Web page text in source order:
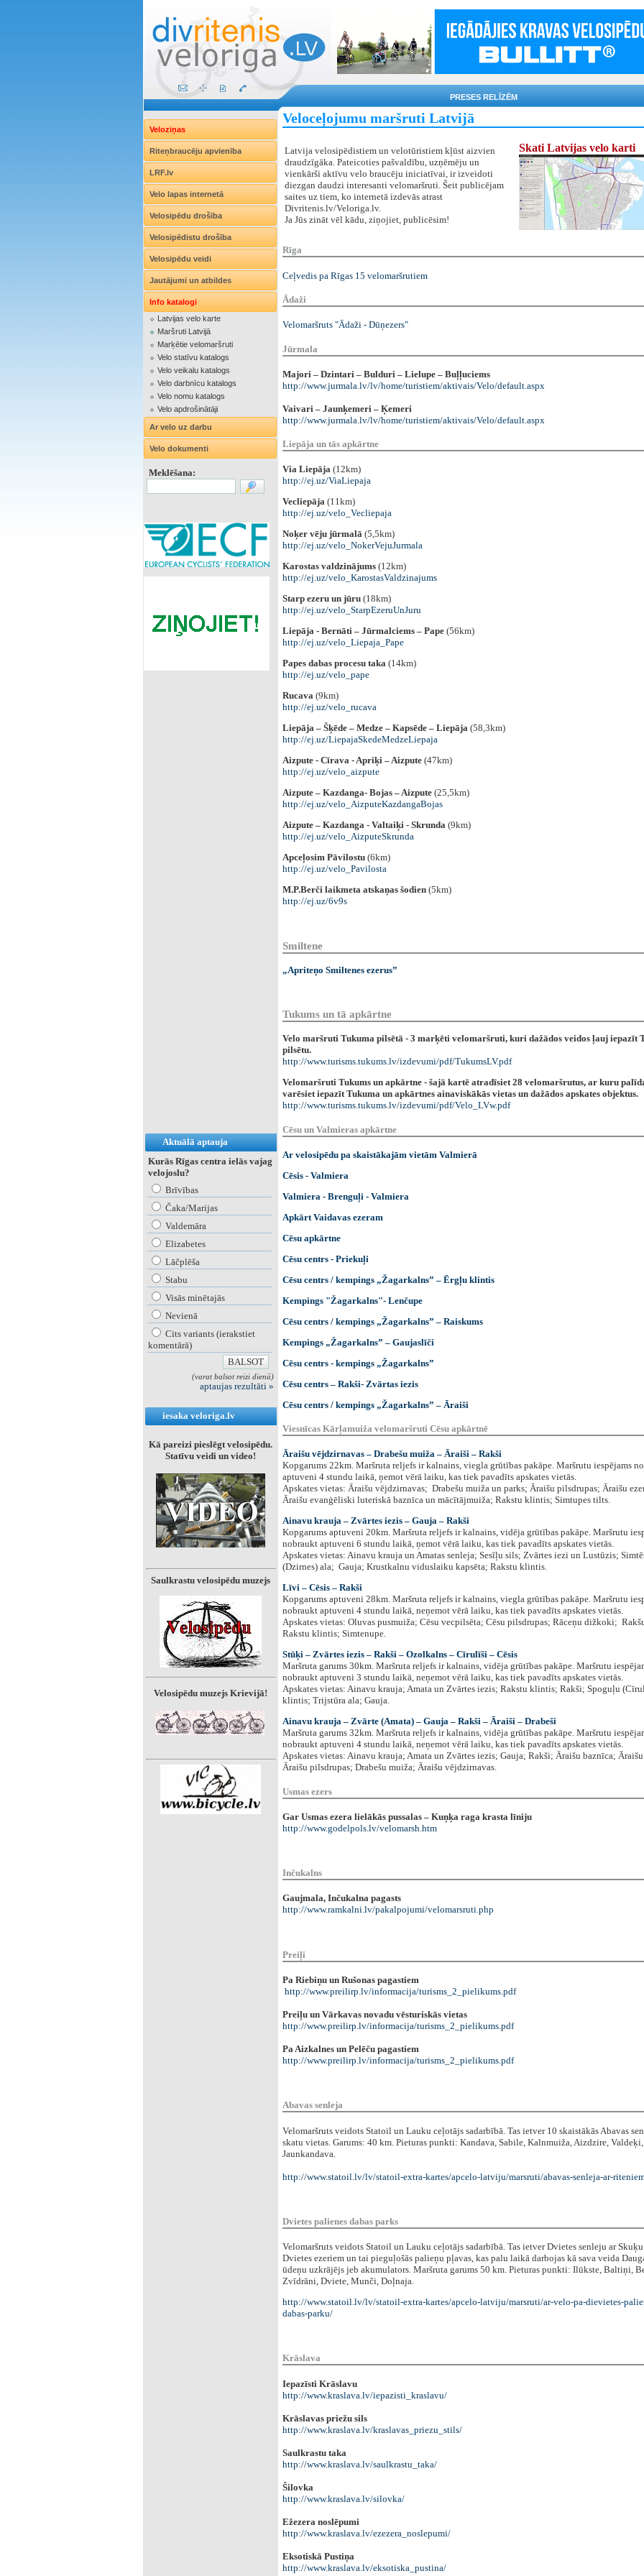
PRESES RELĪZĒM
Veloziņas
Riteņbraucēju apvienība
LRF.lv
Velo lapas internetā
Velosipēdu drošība
Velosipēdistu drošība
Velosipēdu veidi
Jautājumi un atbildes
Info katalogi
Latvijas velo karte
Maršruti Latvijā
Marķētie velomaršruti
Velo statīvu katalogs
Velo veikalu katalogs
Velo darbnīcu katalogs
Velo nomu katalogs
Velo apdrošinātāji
Ar velo uz darbu
Velo dokumenti
Meklēšana:
Aktuālā aptauja
Kurās Rīgas centra ielās vajag
velojoslu?
Brīvības
Čaka/Marijas
Valdemāra
Elizabetes
Lāčplēša
Stabu
Visās minētajās
Nevienā
Cits variants (ierakstiet
komentārā)
(varat balsot reizi dienā)
aptaujas rezultāti »
iesaka veloriga.lv
Kā pareizi pieslēgt velosipēdu.
Statīvu veidi un video!
Saulkrastu velosipēdu muzejs
Velosipēdu muzejs Krievijā!
Veloceļojumu maršruti Latvijā
Latvija velosipēdistiem un velotūristiem kļūst aizvien
draudzīgāka. Pateicoties pašvaldību, uzņēmēju un
vienkārši aktīvu velo braucēju iniciatīvai, ir izveidoti
diezgan daudzi interesanti velomaršruti. Šeit publicējam
saites uz tiem, ko internetā izdevās atrast
Divritenis.lv/Veloriga.lv.
Ja Jūs zināt vēl kādu, ziņojiet, publicēsim!
Skati Latvijas velo karti
Rīga
Ceļvedis pa Rīgas 15 velomaršrutiem
Ādaži
Velomaršruts "Ādaži - Dūņezers"
Jūrmala
Majori – Dzintari – Bulduri – Lielupe – Buļļuciems
http://www.jurmala.lv/lv/home/turistiem/aktivais/Velo/default.aspx
Vaivari – Jaunķemeri – Ķemeri
http://www.jurmala.lv/lv/home/turistiem/aktivais/Velo/default.aspx
Liepāja un tās apkārtne
Via Liepāja(12km)
http://ej.uz/ViaLiepaja
Vecliepāja(11km)
http://ej.uz/velo_Vecliepaja
Noķer vēju jūrmalā(5,5km)
http://ej.uz/velo_NokerVejuJurmala
Karostas valdzinājums(12km)
http://ej.uz/velo_KarostasValdzinajums
Starp ezeru un jūru(18km)
http://ej.uz/velo_StarpEzeruUnJuru
Liepāja - Bernāti – Jūrmalciems – Pape(56km)
http://ej.uz/velo_Liepaja_Pape
Papes dabas procesu taka(14km)
http://ej.uz/velo_pape
Rucava(9km)
http://ej.uz/velo_rucava
Liepāja – Šķēde – Medze – Kapsēde – Liepāja(58,3km)
http://ej.uz/LiepajaSkedeMedzeLiepaja
Aizpute - Cīrava - Apriķi – Aizpute(47km)
http://ej.uz/velo_aizpute
Aizpute – Kazdanga- Bojas – Aizpute(25,5km)
http://ej.uz/velo_AizputeKazdangaBojas
Aizpute – Kazdanga - Valtaiķi - Skrunda(9km)
http://ej.uz/velo_AizputeSkrunda
Apceļosim Pāvilostu(6km)
http://ej.uz/velo_Pavilosta
M.P.Berči laikmeta atskaņas šodien(5km)
http://ej.uz/6v9s
Smiltene
„Apriteņo Smiltenes ezerus”
Tukums un tā apkārtne
Velo maršruti Tukuma pilsētā - 3 marķēti velomaršruti, kuri dažādos veidos ļauj iepazīt
pilsētu.
http://www.turisms.tukums.lv/izdevumi/pdf/TukumsLV.pdf
Velomaršruti Tukums un apkārtne - šajā kartē atradīsiet 28 velomaršrutus, ar kuru
varēsiet iepazīt Tukuma un apkārtnes ainaviskākās vietas un dažādos apskates objektus.
http://www.turisms.tukums.lv/izdevumi/pdf/Velo_LVw.pdf
Cēsu un Valmieras apkārtne
Ar velosipēdu pa skaistākajām vietām Valmierā
Cēsis - Valmiera
Valmiera - Brenguļi - Valmiera
Apkārt Vaidavas ezeram
Cēsu apkārtne
Cēsu centrs - Priekuļi
Cēsu centrs / kempings „Žagarkalns” – Ērgļu klintis
Kempings "Žagarkalns"- Lenčupe
Cēsu centrs / kempings „Žagarkalns” – Raiskums
Kempings „Žagarkalns” – Gaujaslīči
Cēsu centrs - kempings „Žagarkalns”
Cēsu centrs – Rakši- Zvārtas iezis
Cēsu centrs / kempings „Žagarkalns” – Āraiši
Viesnīcas Kārļamuiža velomaršruti Cēsu apkārtnē
Āraišu vējdzirnavas – Drabešu muiža – Āraiši – Rakši
Kopgarums 22km. Maršruta reljefs ir kalnains, viegla grūtības pakāpe. Maršrutu iespējams
aptuveni 4 stundu laikā, ņemot vērā laiku, kas tiek pavadīts apskates vietās.
Apskates vietas: Āraišu vējdzirnavas; Drabešu muiža un parks; Āraišu pilsdrupas; Āraišu
Āraišu evanģēliski luteriskā baznīca un mācītājmuiža; Rakstu klintis; Simtupes tilts.
Ainavu krauja – Zvārtes iezis – Gauja – Rakši
Kopgarums aptuveni 20km. Maršruta reljefs ir kalnains, vidēja grūtības pakāpe. Maršrutu
nobraukt aptuveni 6 stundu laikā, ņemot vērā laiku, kas tiek pavadīts apskates vietās.
Apskates vietas: Ainavu krauja un Amatas senleja; Sesīļu sils; Zvārtes iezi un Lustūzis;
(Dzirnes) ala; Gauja; Krustkalnu viduslaiku kapsēta; Rakstu klintis.
Līvi – Cēsis – Rakši
Kopgarums aptuveni 28km. Maršruta reljefs ir kalnains, viegla grūtības pakāpe. Maršrutu
nobraukt aptuveni 4 stundu laikā, neņemot vērā laiku, kas tiek pavadīts apskates vietās.
Apskates vietas: Oluvas pusmuiža; Cēsu vecpilsēta; Cēsu pilsdrupas; Rāceņu dižkoki;
Rakstu klintis; Simtenupe.
Stūķi – Zvārtes iezis – Rakši – Ozolkalns – Cīrulīši – Cēsis
Maršruta garums 30km. Maršruta reljefs ir kalnains, vidēja grūtības pakāpe. Maršrutu
nobraukt aptuveni 3 stundu laikā, neņemot vērā laiku, kas tiek pavadīts apskates vietās.
Apskates vietas: Ainavu krauja; Amata un Zvārtes iezis; Rakstu klintis; Rakši; Spoguļu
klintis; Trijstūra ala; Gauja.
Ainavu krauja – Zvārte (Amata) – Gauja – Rakši – Āraiši – Drabeši
Maršruta garums 32km. Maršruta reljefs ir kalnains, vidēja grūtības pakāpe. Maršrutu
nobraukt aptuveni 4 stundu laikā, neņemot vērā laiku, kas tiek pavadīts apskates vietās.
Apskates vietas: Ainavu krauja; Amata un Zvārtes iezis; Gauja; Rakši; Āraišu baznīca;
Āraišu pilsdrupas; Drabešu muiža; Āraišu vējdzirnavas.
Usmas ezers
Gar Usmas ezera lielākās pussalas – Kuņķa raga krasta līniju
http://www.godelpols.lv/velomarsh.htm
Inčukalns
Gaujmala, Inčukalna pagasts
http://www.ramkalni.lv/pakalpojumi/velomarsruti.php
Preiļi
Pa Riebiņu un Rušonas pagastiem
http://www.preilirp.lv/informacija/turisms_2_pielikums.pdf
Preiļu un Vārkavas novadu vēsturiskās vietas
http://www.preilirp.lv/informacija/turisms_2_pielikums.pdf
Pa Aizkalnes un Pelēču pagastiem
http://www.preilirp.lv/informacija/turisms_2_pielikums.pdf
Abavas senleja
Velomaršruts veidots Statoil un Lauku ceļotājs sadarbībā. Tas ietver 10 skaistākās Abavas
skatu vietas. Garums: 40 km. Pieturas punkti: Kandava, Sabile, Kalnmuiža, Aizdzire, Valdeķi,
Jaunkandava.
http://www.statoil.lv/lv/statoil-extra-kartes/apcelo-latviju/marsruti/abavas-senleja-ar-
Dvietes palienes dabas parks
Velomaršruts veidots Statoil un Lauku ceļotājs sadarbībā. Tas ietver Dvietes senleju ar
Dvietes ezeriem un tai pieguļošās palieņu pļavas, kas palu laikā darbojas kā sava veida
ūdeņu uzkrājējs jeb akumulators. Maršruta garums 50 km. Pieturas punkti: Ilūkste, Baltiņi,
Zvīdrāni, Dviete, Munči, Doļnaja.
http://www.statoil.lv/lv/statoil-extra-kartes/apcelo-latviju/marsruti/ar-velo-pa-dievietes-
dabas-parku/
Krāslava
Iepazīsti Krāslavu
http://www.kraslava.lv/iepazisti_kraslavu/
Krāslavas priežu sils
http://www.kraslava.lv/kraslavas_priezu_stils/
Saulkrastu taka
http://www.kraslava.lv/saulkrastu_taka/
Šilovka
http://www.kraslava.lv/silovka/
Ežezera noslēpumi
http://www.kraslava.lv/ezezera_noslepumi/
Eksotiskā Pustiņa
http://www.kraslava.lv/eksotiska_pustina/